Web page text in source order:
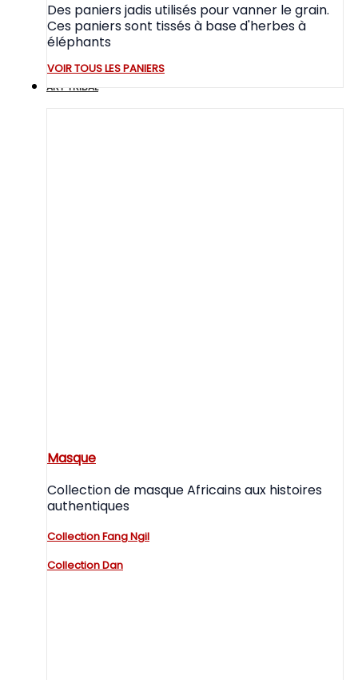
Des paniers jadis utilisés pour vanner le grain.
Ces paniers sont tissés à base d'herbes à
éléphants
VOIR TOUS LES PANIERS
ART TRIBAL
Masque
Collection de masque Africains aux histoires
authentiques
Collection Fang Ngil
Collection Dan